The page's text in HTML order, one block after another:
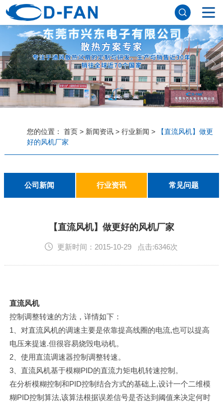
网站首页
关于妖精视频网站下载
公司简介
董事长寄语
发展历程
公司优势
企业文化
荣誉资质
企业风采
仪器设备
视频中心
产品中心
工程案例
解决方案
公司新闻
行业资讯
常见问题
联系妖精视频网站下载
您的位置： 首页> 新闻资讯> 行业新闻 >
【直流风机】做更
好的风机厂家
公司新闻 行业资讯 常见问题
【直流风机】做更好的风机厂家
更新时间：2015-10-29 点击:6346次
直流风机
控制调整转速的方法，详情如下：
1、对直流风机的调速主要是依靠提高线圈的电流,也可以提高
电压来提速.但很容易烧毁电动机。
2、使用直流调速器控制调整转速。
3、直流风机基于模糊PID的直流力矩电机转速控制。
在分析模糊控制和PID控制结合方式的基础上,设计一个二维模
糊PID控制算法,该算法根据误差信号是否达到阈值来决定何时